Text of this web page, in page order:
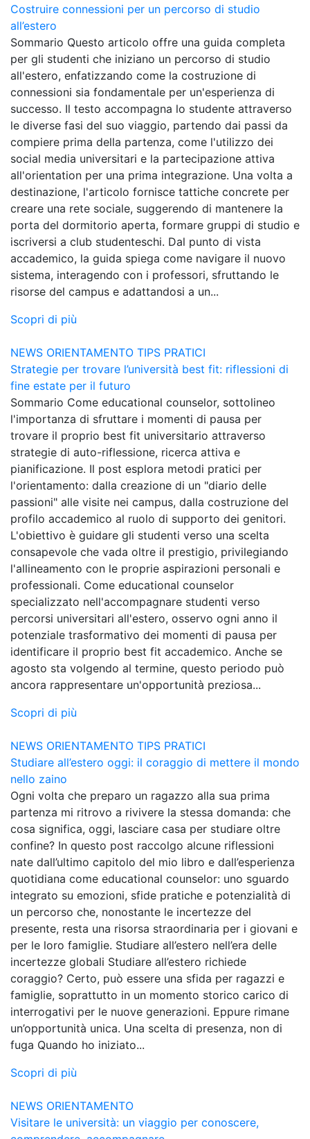
Costruire connessioni per un percorso di studio
all’estero
Sommario Questo articolo offre una guida completa
per gli studenti che iniziano un percorso di studio
all'estero, enfatizzando come la costruzione di
connessioni sia fondamentale per un'esperienza di
successo. Il testo accompagna lo studente attraverso
le diverse fasi del suo viaggio, partendo dai passi da
compiere prima della partenza, come l'utilizzo dei
social media universitari e la partecipazione attiva
all'orientation per una prima integrazione. Una volta a
destinazione, l'articolo fornisce tattiche concrete per
creare una rete sociale, suggerendo di mantenere la
porta del dormitorio aperta, formare gruppi di studio e
iscriversi a club studenteschi. Dal punto di vista
accademico, la guida spiega come navigare il nuovo
sistema, interagendo con i professori, sfruttando le
risorse del campus e adattandosi a un...
Scopri di più
NEWS ORIENTAMENTO TIPS PRATICI
Strategie per trovare l’università best fit: riflessioni di
fine estate per il futuro
Sommario Come educational counselor, sottolineo
l'importanza di sfruttare i momenti di pausa per
trovare il proprio best fit universitario attraverso
strategie di auto-riflessione, ricerca attiva e
pianificazione. Il post esplora metodi pratici per
l'orientamento: dalla creazione di un "diario delle
passioni" alle visite nei campus, dalla costruzione del
profilo accademico al ruolo di supporto dei genitori.
L'obiettivo è guidare gli studenti verso una scelta
consapevole che vada oltre il prestigio, privilegiando
l'allineamento con le proprie aspirazioni personali e
professionali. Come educational counselor
specializzato nell'accompagnare studenti verso
percorsi universitari all'estero, osservo ogni anno il
potenziale trasformativo dei momenti di pausa per
identificare il proprio best fit accademico. Anche se
agosto sta volgendo al termine, questo periodo può
ancora rappresentare un'opportunità preziosa...
Scopri di più
NEWS ORIENTAMENTO TIPS PRATICI
Studiare all’estero oggi: il coraggio di mettere il mondo
nello zaino
Ogni volta che preparo un ragazzo alla sua prima
partenza mi ritrovo a rivivere la stessa domanda: che
cosa significa, oggi, lasciare casa per studiare oltre
confine? In questo post raccolgo alcune riflessioni
nate dall’ultimo capitolo del mio libro e dall’esperienza
quotidiana come educational counselor: uno sguardo
integrato su emozioni, sfide pratiche e potenzialità di
un percorso che, nonostante le incertezze del
presente, resta una risorsa straordinaria per i giovani e
per le loro famiglie. Studiare all’estero nell’era delle
incertezze globali Studiare all’estero richiede
coraggio? Certo, può essere una sfida per ragazzi e
famiglie, soprattutto in un momento storico carico di
interrogativi per le nuove generazioni. Eppure rimane
un’opportunità unica. Una scelta di presenza, non di
fuga Quando ho iniziato...
Scopri di più
NEWS ORIENTAMENTO
Visitare le università: un viaggio per conoscere,